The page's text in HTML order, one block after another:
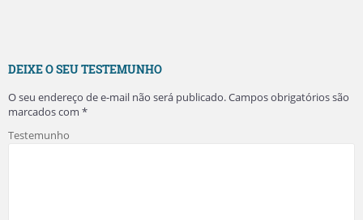
DEIXE O SEU TESTEMUNHO
O seu endereço de e-mail não será publicado.Campos obrigatórios são
marcados com *
Testemunho